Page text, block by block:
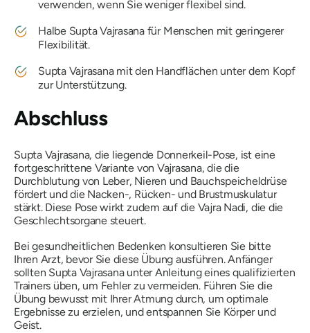
verwenden, wenn Sie weniger flexibel sind.
Halbe Supta Vajrasanafür Menschen mit geringerer
Flexibilität.
Supta Vajrasanamit den Handflächen unter dem Kopf
zur Unterstützung.
Abschluss
Supta Vajrasana, die liegende Donnerkeil-Pose, ist eine
fortgeschrittene Variante von Vajrasana, die die
Durchblutung von Leber, Nieren und Bauchspeicheldrüse
fördert und die Nacken-, Rücken- und Brustmuskulatur
stärkt. Diese Pose wirkt zudem auf die Vajra Nadi, die die
Geschlechtsorgane steuert.
Bei gesundheitlichen Bedenken konsultieren Sie bitte
Ihren Arzt, bevor Sie diese Übung ausführen. Anfänger
sollten Supta Vajrasana unter Anleitung eines qualifizierten
Trainers üben, um Fehler zu vermeiden. Führen Sie die
Übung bewusst mit Ihrer Atmung durch, um optimale
Ergebnisse zu erzielen, und entspannen Sie Körper und
Geist.